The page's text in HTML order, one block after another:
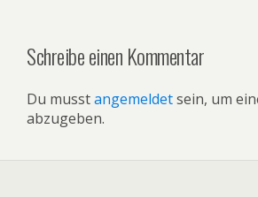
Schreibe einen Kommentar
Du musstangemeldetsein, um
abzugeben.